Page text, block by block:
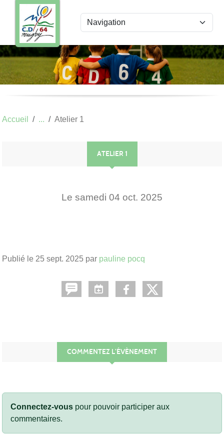
Accueil Atelier 1
ATELIER 1
Le samedi 04 oct. 2025
Publié le 25 sept. 2025 par pauline pocq
COMMENTEZ L’ÉVÈNEMENT
Connectez-vous pour pouvoir participer aux
commentaires.
Panneau de gestion des cookies